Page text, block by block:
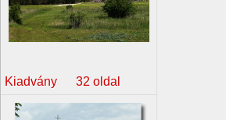
Kiadvány 32 oldal